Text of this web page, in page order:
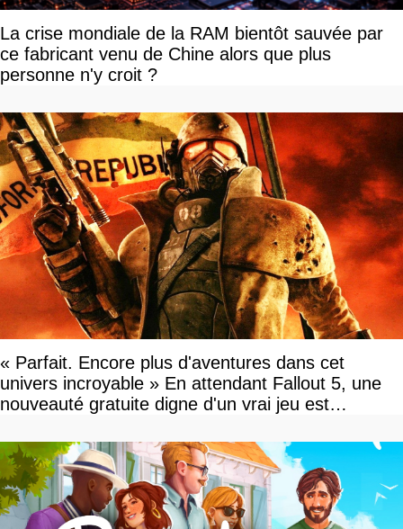
La crise mondiale de la RAM bientôt sauvée par
ce fabricant venu de Chine alors que plus
personne n'y croit ?
« Parfait. Encore plus d'aventures dans cet
univers incroyable » En attendant Fallout 5, une
nouveauté gratuite digne d'un vrai jeu est